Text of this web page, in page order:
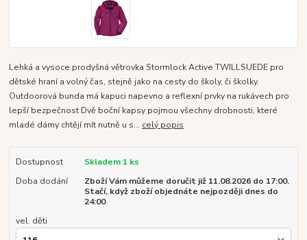
Lehká a vysoce prodyšná větrovka Stormlock Active TWILLSUEDE pro
dětské hraní a volný čas, stejně jako na cesty do školy, či školky.
Outdoorová bunda má kapuci napevno a reflexní prvky na rukávech pro
lepší bezpečnost Dvě boční kapsy pojmou všechny drobnosti, které
mladé dámy chtějí mít nutně u s... celý popis
Dostupnost
Skladem 1 ks
Doba dodání
Zboží Vám můžeme doručit již 11.08.2026 do 17:00.
Stačí, když zboží objednáte nejpozději dnes do
24:00
vel. děti